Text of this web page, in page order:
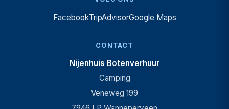
FacebookTripAdvisorGoogle Maps
CONTACT
Nijenhuis Botenverhuur
Camping
Veneweg 199